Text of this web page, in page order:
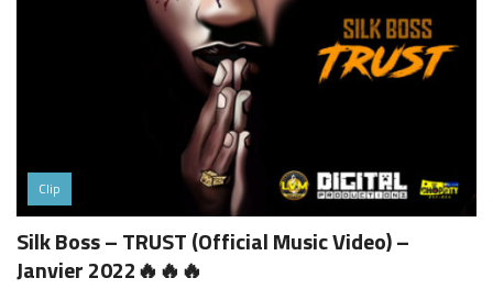
Clip
Silk Boss – TRUST (Official Music Video) –
Janvier 2022🔥🔥🔥